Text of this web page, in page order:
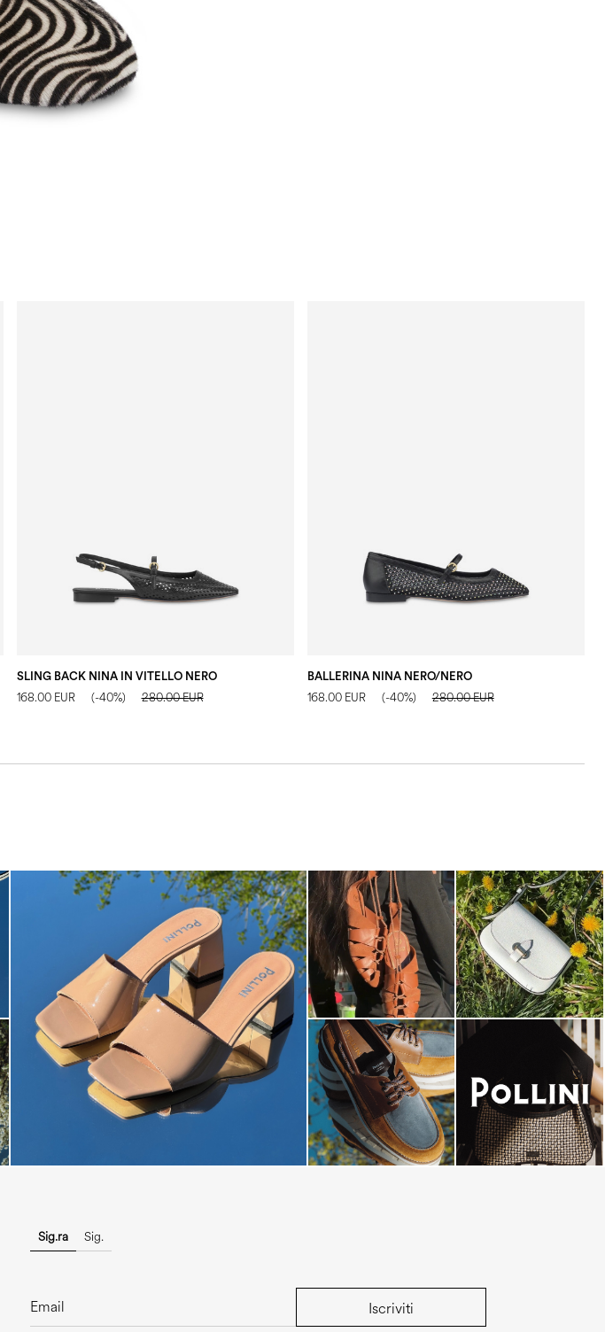
SLING BACK NINA IN VITELLO NERO
168.00 EUR (-40%) 280.00 EUR
BALLERINA NINA NERO/NERO
168.00 EUR (-40%) 280.00 EUR
The most-wanted mules and sandals are now on
sale. ...
Sig.ra Sig.
Iscriviti